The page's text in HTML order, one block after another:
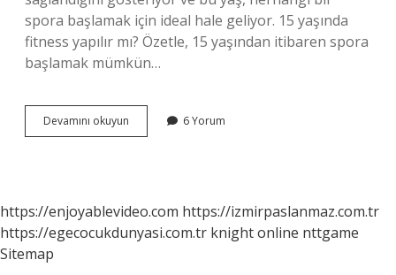
spora başlamak için ideal hale geliyor. 15 yaşında
fitness yapılır mı? Özetle, 15 yaşından itibaren spora
başlamak mümkün…
Devamını okuyun
Kaç
6 Yorum
https://enjoyablevideo.com https://izmirpaslanmaz.com.tr
https://egecocukdunyasi.com.tr knight online nttgame
Sitemap